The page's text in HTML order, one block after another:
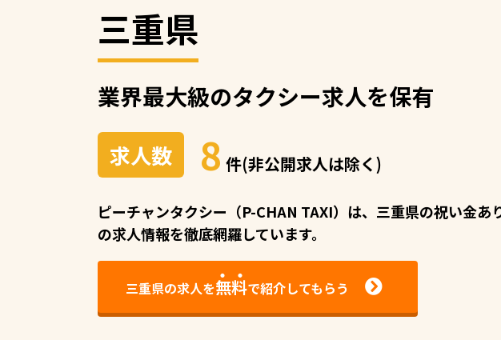
三重県
業界最大級のタクシー求人を保有
求人数 8 件(非公開求人は除く)
ピーチャンタクシー（P-CHAN TAXI）は、三重県の祝い⾦あ
の求⼈情報を徹底網羅しています。
三重県の求人を無料で紹介してもらう